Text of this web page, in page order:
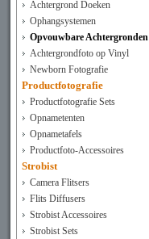
Achtergrond Doeken
Ophangsystemen
Opvouwbare Achtergronden
Achtergrondfoto op Vinyl
Newborn Fotografie
Productfotografie
Productfotografie Sets
Opnametenten
Opnametafels
Productfoto-Accessoires
Strobist
Camera Flitsers
Flits Diffusers
Strobist Accessoires
Strobist Sets